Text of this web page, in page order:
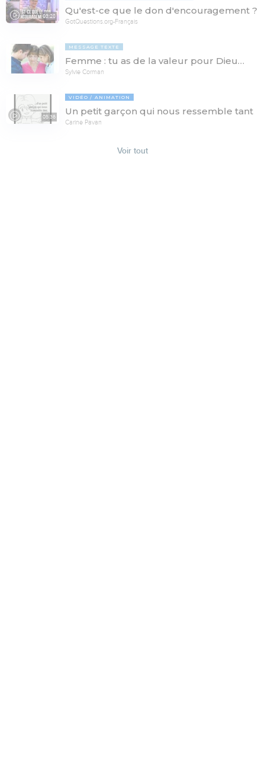
03:28
Qu'est-ce que le don d'encouragement ?
GotQuestions.org-Français
MESSAGE TEXTE
Femme : tu as de la valeur pour Dieu…
Sylvie Corman
05:36
VIDÉO ANIMATION
Un petit garçon qui nous ressemble tant
Carine Pavan
Voir tout